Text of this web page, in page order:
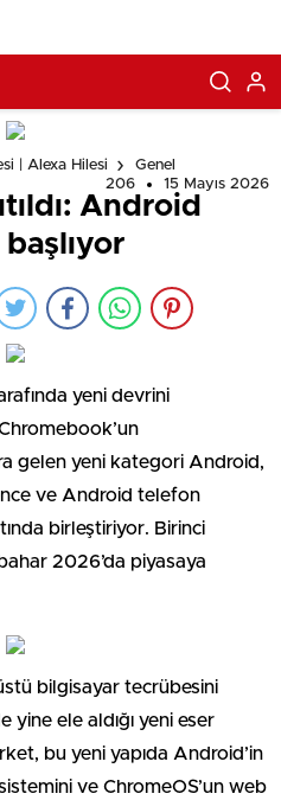
| Alexa Hilesi
Genel
206
15 Mayıs 2026
Android
yeni devrini
gelen yeni kategori Android,
ve Android telefon
birleştiriyor. Birinci
2026’da piyasaya
bilgisayar tecrübesini
ele aldığı yeni eser
bu yeni yapıda Android’in
ve ChromeOS’un web